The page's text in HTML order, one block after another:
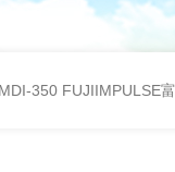
350 FUJIIMPULSE